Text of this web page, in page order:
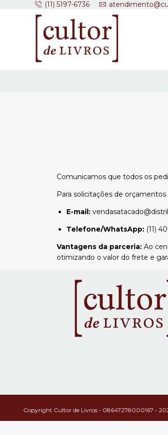
(11) 5197-6736
Comunicamos que todos os
Para solicitações de
E-mail:
Telefone/WhatsApp: (11)
Vantagens da parceria: Ao
otimizando o valor do frete e
Copyright Cultor de Livros - 08647278000167 -